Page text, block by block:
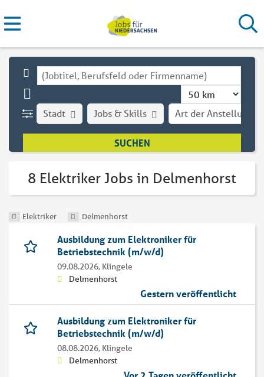
Stadt Art der Anstellung
Jobs & Skills
8 Elektriker Jobs in Delmenhorst
Elektriker Delmenhorst
Ausbildung zum Elektroniker für
Betriebstechnik (m/w/d)
09.08.2026, Klingele
Delmenhorst
Gestern veröffentlicht
Ausbildung zum Elektroniker für
Betriebstechnik (m/w/d)
08.08.2026, Klingele
Delmenhorst